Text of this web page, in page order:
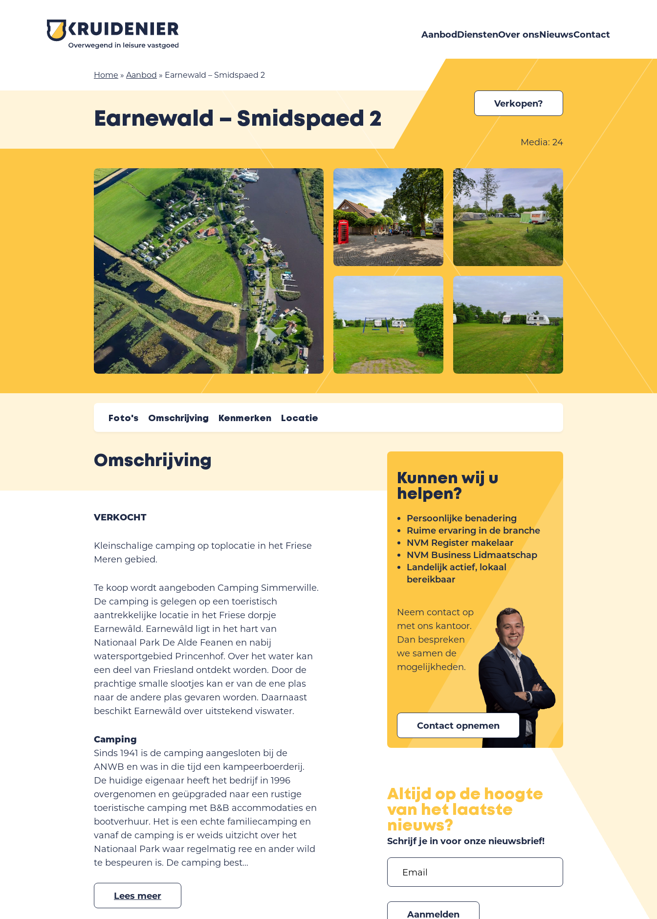
AanbodDienstenOver onsNieuwsContact
Home » Aanbod » Earnewald – Smidspaed 2
Earnewald – Smidspaed 2
Verkopen?
Media: 24
Foto's Omschrijving Kenmerken Locatie
Omschrijving
VERKOCHT
Kleinschalige camping op toplocatie in het Friese
Meren gebied.
Te koop wordt aangeboden Camping Simmerwille.
De camping is gelegen op een toeristisch
aantrekkelijke locatie in het Friese dorpje
Earnewâld. Earnewâld ligt in het hart van
Nationaal Park De Alde Feanen en nabij
watersportgebied Princenhof. Over het water kan
een deel van Friesland ontdekt worden. Door de
prachtige smalle slootjes kan er van de ene plas
naar de andere plas gevaren worden. Daarnaast
beschikt Earnewâld over uitstekend viswater.
Camping
Sinds 1941 is de camping aangesloten bij de
ANWB en was in die tijd een kampeerboerderij.
De huidige eigenaar heeft het bedrijf in 1996
overgenomen en geüpgraded naar een rustige
toeristische camping met B&B accommodaties en
bootverhuur. Het is een echte familiecamping en
vanaf de camping is er weids uitzicht over het
Nationaal Park waar regelmatig ree en ander wild
te bespeuren is. De camping best...
Lees meer
Kunnen wij u
helpen?
Persoonlijke benadering
Ruime ervaring in de branche
NVM Register makelaar
NVM Business Lidmaatschap
Landelijk actief, lokaal
bereikbaar
Neem contact op
met ons kantoor.
Dan bespreken
we samen de
mogelijkheden.
Contact opnemen
Altijd op de hoogte
van het laatste
nieuws?
Schrijf je in voor onze nieuwsbrief!